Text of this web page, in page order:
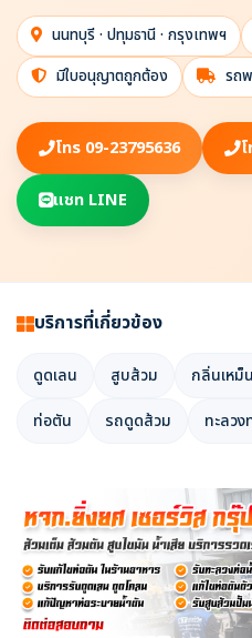
นนทบุรี · ปทุมธานี · กรุงเทพฯ
มีใบอนุญาตถูกต้อง
รถ
โทร 09-23795636
แชท LINE
บริการที่เกี่ยวข้อง
ดูดเลน สูบส้วม กลิ่นเหม็
ท่อตัน
รถดูดส้วม ทะลวง